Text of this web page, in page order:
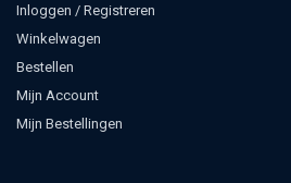
Inloggen / Registreren
Winkelwagen
Bestellen
Mijn Account
Mijn Bestellingen